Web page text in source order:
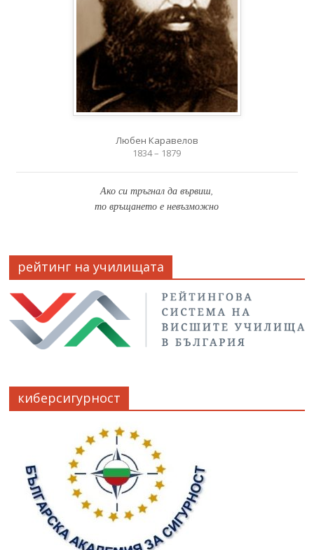
Любен Каравелов
1834 – 1879
Ако си тръгнал да вървиш,
то връщането е невъзможно
рейтинг на училищата
киберсигурност